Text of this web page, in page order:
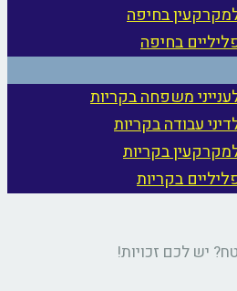
למקרקעין בחיפה
בחיפה
משפחה בקריות
עבודה בקריות
בקריות
בקריות
יש לכם זכויות!